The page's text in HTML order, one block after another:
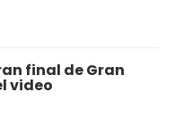
final de Gran
video